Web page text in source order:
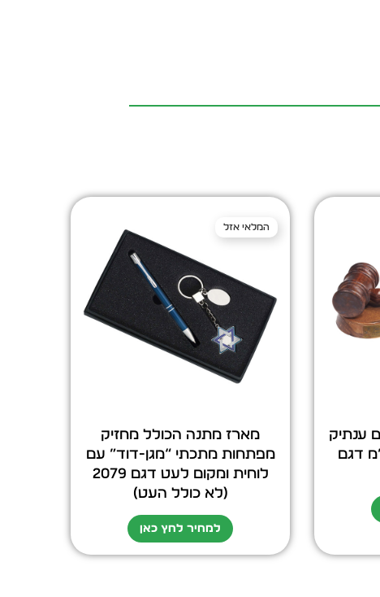
ענתיק
עץ , 26 ס”מ דגם
המלאי אזל
מארז מתנה הכולל מחזיק
מפתחות מתכתי “מגן-דוד” עם
לוחית ומקום לעט דגם 2079
(לא כולל העט)
למחיר לחץ כאן